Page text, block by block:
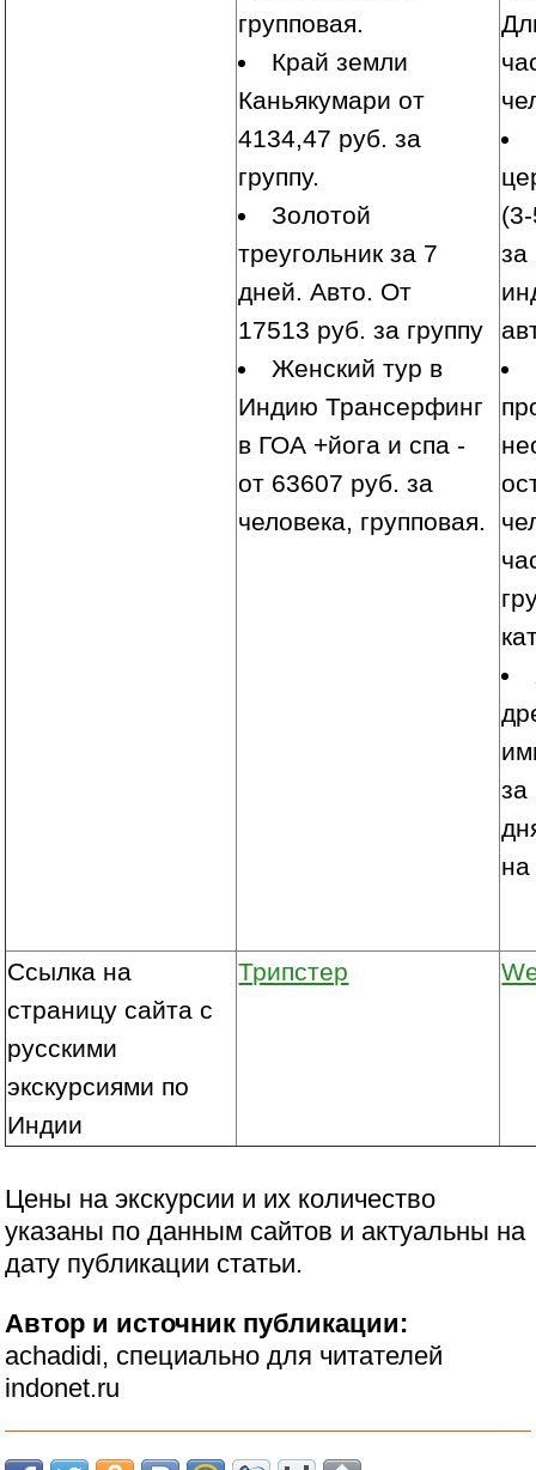
групповая.
Край земли
Каньякумари от
4134,47 руб. за
группу.
Золотой
треугольник за 7
дней. Авто. От
17513 руб. за группу
Женский тур в
Индию Трансерфинг
в ГОА +йога и спа -
от 63607 руб. за
человека, групповая.
за
за
на
Ссылка на
страницу сайта с
русскими
экскурсиями по
Индии
Трипстер
Цены на экскурсии и их количество
указаны по данным сайтов и актуальны на
дату публикации статьи.
Автор и источник публикации:
achadidi, специально для читателей
indonet.ru